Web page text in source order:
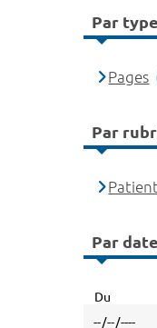
Par
Pages
Par
Par
Du